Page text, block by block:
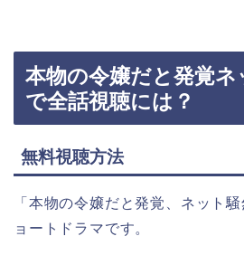
本物の令嬢だと発覚ネ
で全話視聴には？
無料視聴方法
「本物の令嬢だと発覚、ネット騒
ョートドラマです。